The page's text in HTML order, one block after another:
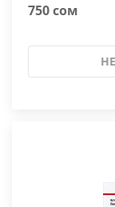
750 сом